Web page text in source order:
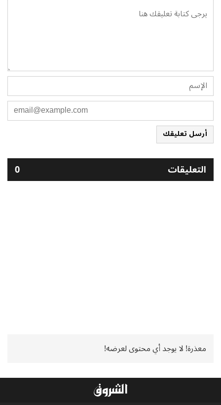
أرسل تعليقك
التعليقات 0
معذرة! لا يوجد أي محتوى لعرضه!